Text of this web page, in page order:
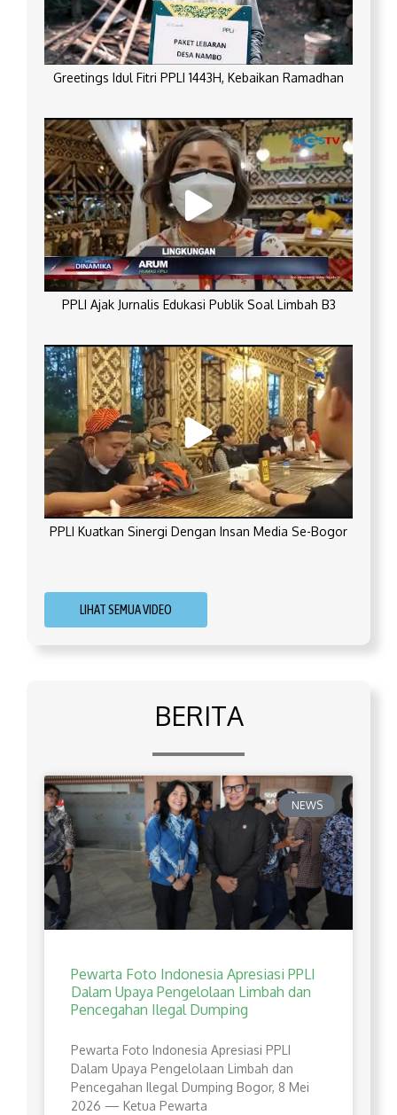
Greetings Idul Fitri PPLI 1443H, Kebaikan Ramadhan
PPLI Ajak Jurnalis Edukasi Publik Soal Limbah B3
PPLI Kuatkan Sinergi Dengan Insan Media Se-Bogor
LIHAT SEMUA VIDEO
BERITA
NEWS
Pewarta Foto Indonesia Apresiasi PPLI
Dalam Upaya Pengelolaan Limbah dan
Pencegahan Ilegal Dumping
Pewarta Foto Indonesia Apresiasi PPLI
Dalam Upaya Pengelolaan Limbah dan
Pencegahan Ilegal Dumping Bogor, 8 Mei
2026 — Ketua Pewarta